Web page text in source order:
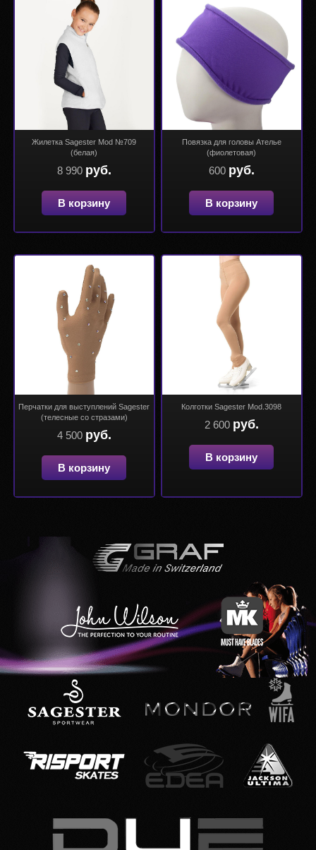
Жилетка Sagester Mod №709
(белая)
8 990 руб.
В корзину
Повязка для головы Ателье
(фиолетовая)
600 руб.
В корзину
Перчатки для выступлений Sagester
(телесные со стразами)
4 500 руб.
В корзину
Колготки Sagester Mod.3098
2 600 руб.
В корзину